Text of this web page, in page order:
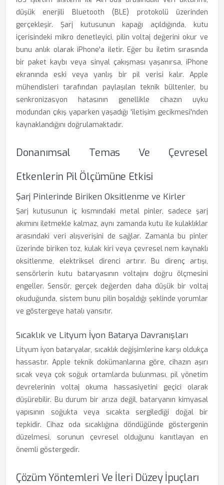
düşük enerjili Bluetooth (BLE) protokolü üzerinden
gerçekleşir. Şarj kutusunun kapağı açıldığında, kutu
içerisindeki mikro denetleyici, pilin voltaj değerini okur ve
bunu anlık olarak iPhone'a iletir. Eğer bu iletim sırasında
bir paket kaybı veya sinyal çakışması yaşanırsa, iPhone
ekranında eski veya yanlış bir pil verisi kalır. Apple
mühendisleri tarafından paylaşılan teknik bültenler, bu
senkronizasyon hatasının genellikle cihazın uyku
modundan çıkış yaparken yaşadığı 'iletişim gecikmesi'nden
kaynaklandığını doğrulamaktadır.
Donanımsal Temas Ve Çevresel
Etkenlerin Pil Ölçümüne Etkisi
Şarj Pinlerinde Biriken Oksitlenme ve Kirler
Şarj kutusunun iç kısmındaki metal pinler, sadece şarj
akımını iletmekle kalmaz, aynı zamanda kutu ile kulaklıklar
arasındaki veri alışverişini de sağlar. Zamanla bu pinler
üzerinde biriken toz, kulak kiri veya çevresel nem kaynaklı
oksitlenme, elektriksel direnci artırır. Bu direnç artışı,
sensörlerin kutu bataryasının voltajını doğru ölçmesini
engeller. Sensör, gerçek değerden daha düşük bir voltaj
okuduğunda, sistem bunu pilin boşaldığı şeklinde yorumlar
ve göstergeye hatalı yansıtır.
Sıcaklık ve Lityum İyon Batarya Davranışları
Lityum iyon bataryalar, sıcaklık değişimlerine karşı oldukça
hassastır. Apple teknik dokümanlarına göre, cihazın aşırı
sıcak veya çok soğuk ortamlarda bulunması, pil yönetim
devrelerinin voltaj okuma hassasiyetini geçici olarak
düşürebilir. Bu durum bir arıza değil, bataryanın kimyasal
yapısının soğukta veya sıcakta sergilediği doğal bir
tepkidir. Cihaz oda sıcaklığına döndüğünde göstergenin
düzelmesi, sorunun çevresel olduğunu kanıtlayan en
önemli göstergedir.
Çözüm Yöntemleri Ve İleri Düzey İpuçları